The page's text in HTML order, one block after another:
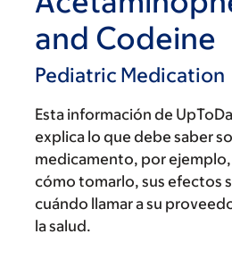
and Codeine
Pediatric Medication
Esta información de
explica lo que debe saber
medicamento, por ejemplo,
cómo tomarlo, sus efectos
cuándo llamar a su
la salud.